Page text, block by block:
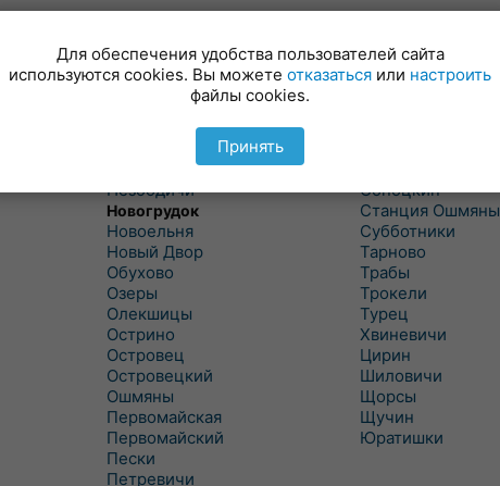
Мир
Михалишки
Можейково
Мосты Правые
Незбодичи
Новогрудок
Новоельня
Новый Двор
Обухово
Озеры
Олекшицы
Острино
Островец
Островецкий
Ошмяны
Первомайская
Первомайский
Пески
Петревичи
Свислочь
Скидель
Скрибовцы
Сопоцкин
Станция Ошмяны
Субботники
Тарново
Трабы
Трокели
Турец
Хвиневичи
Цирин
Шиловичи
Щорсы
Щучин
Юратишки
Для обеспечения удобства пользователей сайта
используются cookies. Вы можете отказаться или настроить
файлы cookies.
Принять